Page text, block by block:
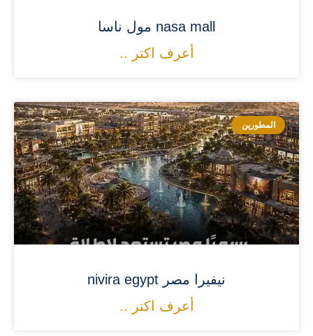
nasa mall مول ناسا
أعرف اكتر ..
المطورين
نيفيرا مصر nivira egypt
أعرف اكتر ..